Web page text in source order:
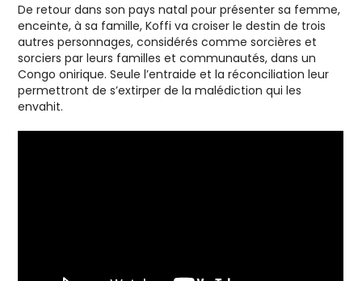
De retour dans son pays natal pour présenter sa femme,
enceinte, à sa famille, Koffi va croiser le destin de trois
autres personnages, considérés comme sorcières et
sorciers par leurs familles et communautés, dans un
Congo onirique. Seule l’entraide et la réconciliation leur
permettront de s’extirper de la malédiction qui les
envahit.